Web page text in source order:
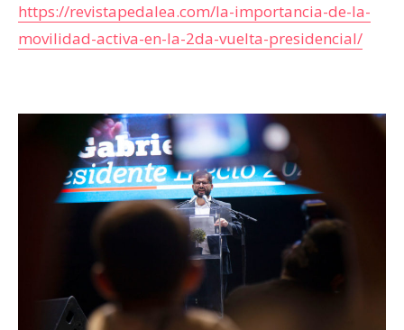
https://revistapedalea.com/la-importancia-de-la-
movilidad-activa-en-la-2da-vuelta-presidencial/